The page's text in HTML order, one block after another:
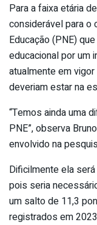
Para a faixa etária
considerável para o
Educação (PNE)
educacional por um
atualmente em
deveriam estar na
“Temos ainda uma
PNE”, observa
envolvido na
Dificilmente ela
pois seria
um salto de 11,3
registrados em